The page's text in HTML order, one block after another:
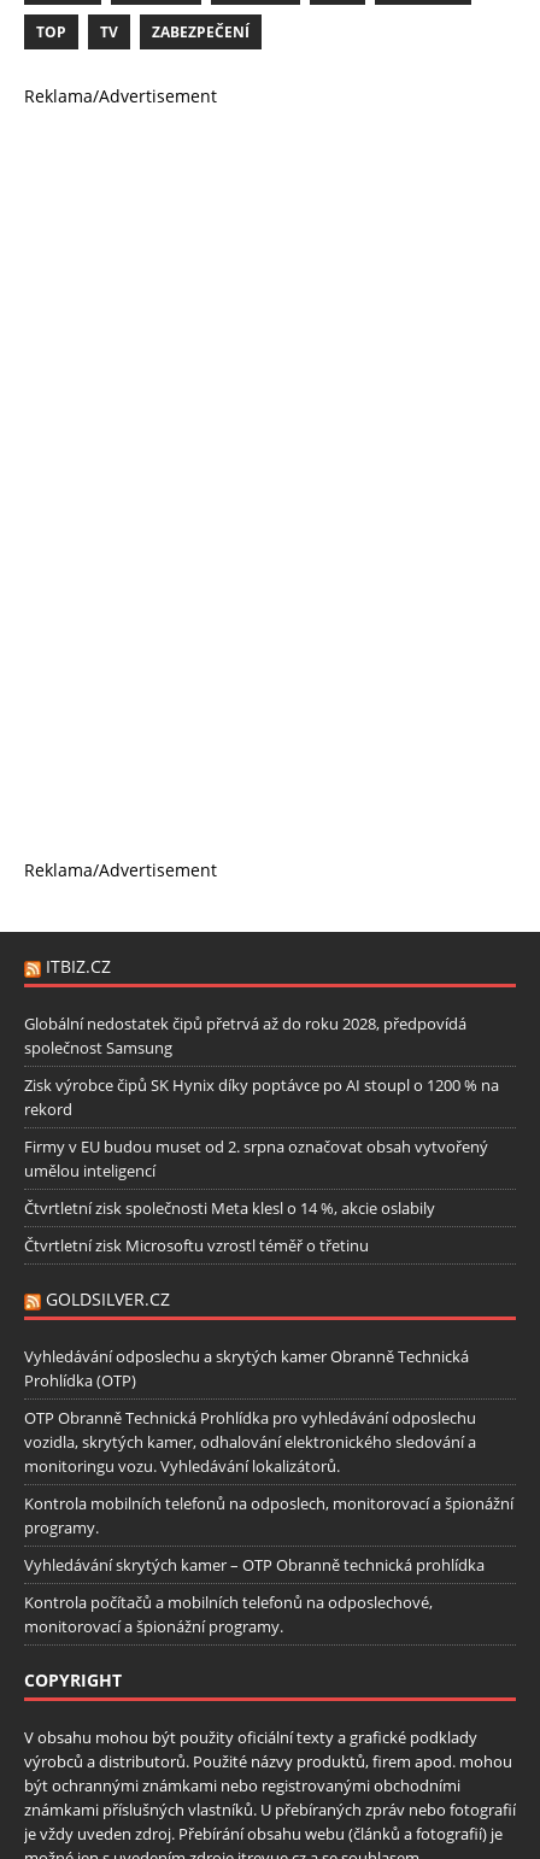
TOP TV ZABEZPEČENÍ
Reklama/Advertisement
Reklama/Advertisement
ITBIZ.CZ
Globální nedostatek čipů přetrvá až do roku 2028, předpovídá
společnost Samsung
Zisk výrobce čipů SK Hynix díky poptávce po AI stoupl o 1200 % na
rekord
Firmy v EU budou muset od 2. srpna označovat obsah vytvořený
umělou inteligencí
Čtvrtletní zisk společnosti Meta klesl o 14 %, akcie oslabily
Čtvrtletní zisk Microsoftu vzrostl téměř o třetinu
GOLDSILVER.CZ
Vyhledávání odposlechu a skrytých kamer Obranně Technická
Prohlídka (OTP)
OTP Obranně Technická Prohlídka pro vyhledávání odposlechu
vozidla, skrytých kamer, odhalování elektronického sledování a
monitoringu vozu. Vyhledávání lokalizátorů.
Kontrola mobilních telefonů na odposlech, monitorovací a špionážní
programy.
Vyhledávání skrytých kamer – OTP Obranně technická prohlídka
Kontrola počítačů a mobilních telefonů na odposlechové,
monitorovací a špionážní programy.
COPYRIGHT
V obsahu mohou být použity oficiální texty a grafické podklady
výrobců a distributorů. Použité názvy produktů, firem apod. mohou
být ochrannými známkami nebo registrovanými obchodními
známkami příslušných vlastníků. U přebíraných zpráv nebo fotografií
je vždy uveden zdroj. Přebírání obsahu webu (článků a fotografií) je